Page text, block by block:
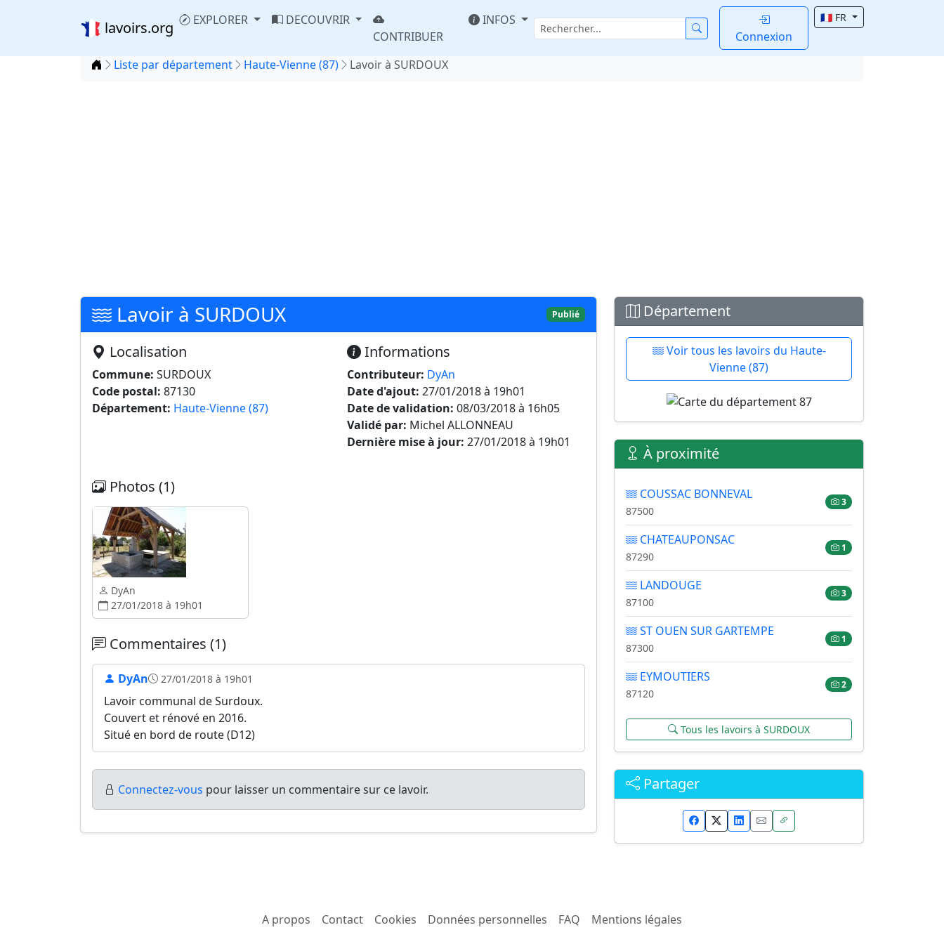
lavoirs.org EXPLORER
DECOUVRIR
CONTRIBUER
INFOS
Connexion
🇫🇷 FR
Accueil
Liste par département Haute-Vienne (87) Lavoir à SURDOUX
Lavoir à SURDOUX Publié
Localisation
Commune: SURDOUX
Code postal: 87130
Département: Haute-Vienne (87)
Informations
Contributeur: DyAn
Date d'ajout: 27/01/2018 à 19h01
Date de validation: 08/03/2018 à 16h05
Validé par: Michel ALLONNEAU
Dernière mise à jour: 27/01/2018 à 19h01
Photos (1)
DyAn
27/01/2018 à 19h01
Commentaires (1)
DyAn 27/01/2018 à 19h01
Lavoir communal de Surdoux.
Couvert et rénové en 2016.
Situé en bord de route (D12)
Connectez-vous pour laisser un commentaire sur ce lavoir.
Département
Voir tous les lavoirs du Haute-
Vienne (87)
À proximité
COUSSAC BONNEVAL
87500
3
CHATEAUPONSAC
87290
1
LANDOUGE
87100
3
ST OUEN SUR GARTEMPE
87300
1
EYMOUTIERS
87120
2
Tous les lavoirs à SURDOUX
Partager
A propos Contact Cookies Données personnelles FAQ Mentions légales